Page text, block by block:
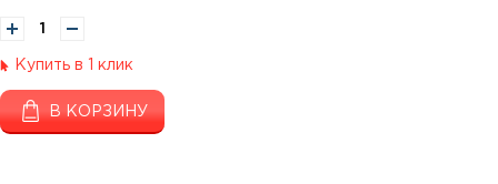
Купить в 1 клик
В КОРЗИНУ